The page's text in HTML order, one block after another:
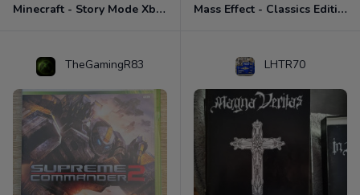
Minecraft - Story Mode Xbox 360 Mass Effect - Classics Edition Xbox 360
TheGamingR83 LHTR70